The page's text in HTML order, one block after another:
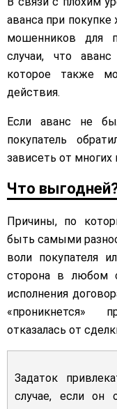
аванса при
мошенников для
случаи, что
которое также
действия.
Если аванс не
покупатель
зависеть от многих
Что
Причины, по
быть самыми
воли покупателя
сторона в любом
исполнения
«проникнется»
отказалась от
Задаток
случае, если он